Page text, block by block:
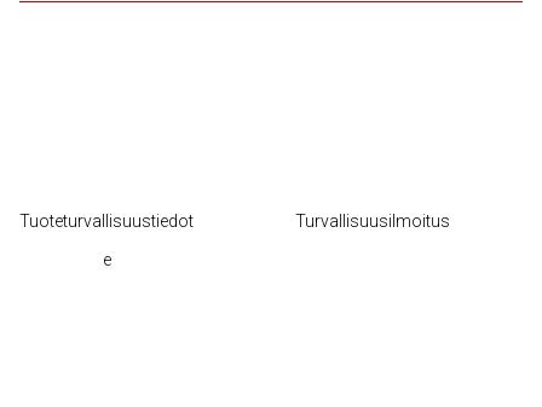
Tuoteturvallisuustiedot
e
Turvallisuusilmoitus